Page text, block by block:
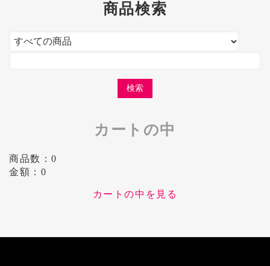
商品検索
カートの中
商品数：0
金額：0
カートの中を見る